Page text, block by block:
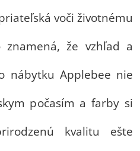
voči životnému
znamená, že vzhľad a
nábytku Applebee nie
počasím a farby si
kvalitu ešte